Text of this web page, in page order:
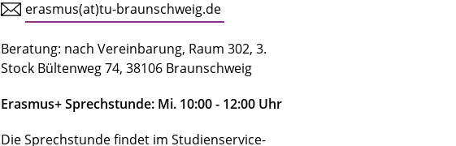
erasmus(at)tu-braunschweig.de
Beratung: nach Vereinbarung, Raum 302, 3.
Stock Bültenweg 74, 38106 Braunschweig
Erasmus+ Sprechstunde: Mi. 10:00 - 12:00 Uhr
Die Sprechstunde findet im Studienservice-